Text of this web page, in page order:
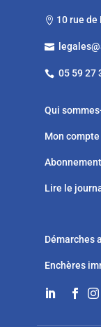
 10 rue de

 05 59 27
Qui
Mon compte
Lire le
Démarches
Enchères
  